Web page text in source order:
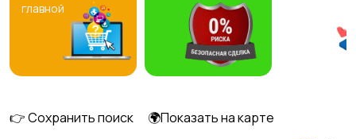
главной
👉 Сохранить поиск
🌍Показать на карте